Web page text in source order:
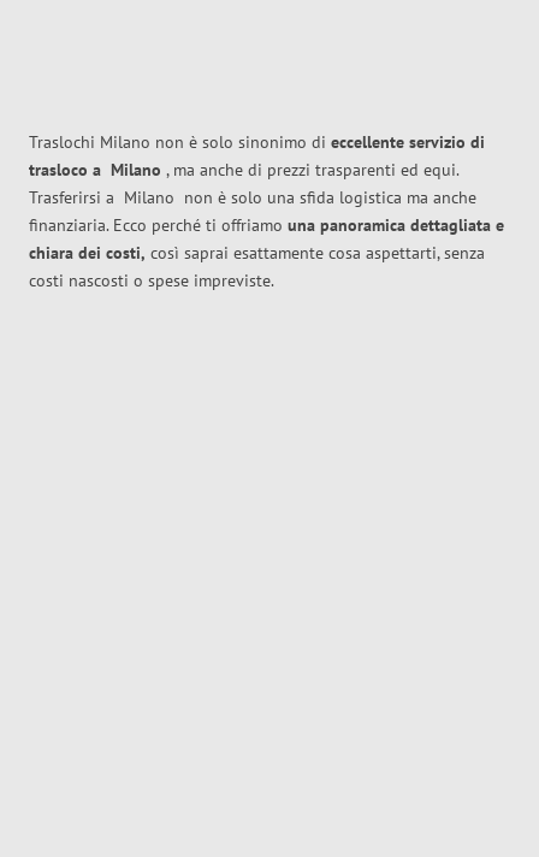
Traslochi Milano non è solo sinonimo di eccellente servizio di
trasloco a Milano , ma anche di prezzi trasparenti ed equi.
Trasferirsi a Milano non è solo una sfida logistica ma anche
finanziaria. Ecco perché ti offriamo una panoramica dettagliata e
chiara dei costi, così saprai esattamente cosa aspettarti, senza
costi nascosti o spese impreviste.